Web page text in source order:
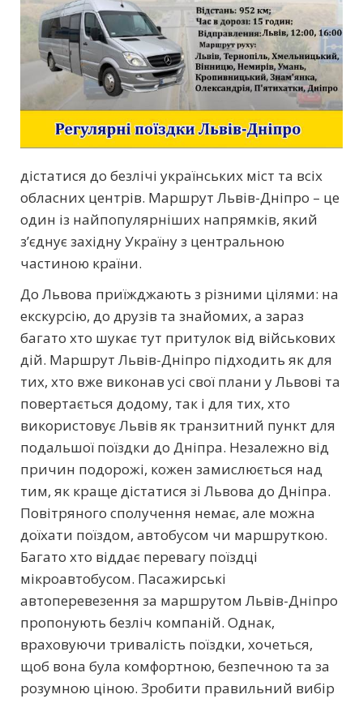
дістатися до безлічі українських міст та всіх
обласних центрів. Маршрут Львів-Дніпро – це
один із найпопулярніших напрямків, який
з’єднує західну Україну з центральною
частиною країни.
До Львова приїжджають з різними цілями: на
екскурсію, до друзів та знайомих, а зараз
багато хто шукає тут притулок від військових
дій. Маршрут Львів-Дніпро підходить як для
тих, хто вже виконав усі свої плани у Львові та
повертається додому, так і для тих, хто
використовує Львів як транзитний пункт для
подальшої поїздки до Дніпра. Незалежно від
причин подорожі, кожен замислюється над
тим, як краще дістатися зі Львова до Дніпра.
Повітряного сполучення немає, але можна
доїхати поїздом, автобусом чи маршруткою.
Багато хто віддає перевагу поїздці
мікроавтобусом. Пасажирські
автоперевезення за маршрутом Львів-Дніпро
пропонують безліч компаній. Однак,
враховуючи тривалість поїздки, хочеться,
щоб вона була комфортною, безпечною та за
розумною ціною. Зробити правильний вибір